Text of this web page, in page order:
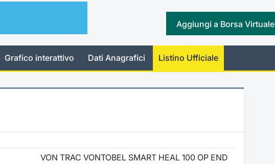
Aggiungi a Borsa Virtuale
Grafico interattivo Dati Anagrafici Listino Ufficiale
VON TRAC VONTOBEL SMART HEAL 100 OP END